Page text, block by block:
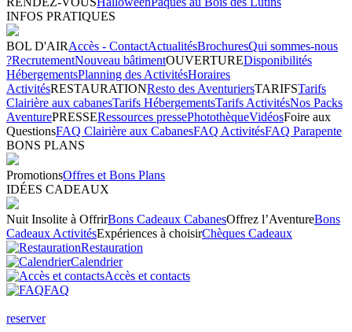
INFOS PRATIQUES
BOL D'AIRAccès - ContactActualitésBrochuresQui sommes-nous
?RecrutementNouveau bâtimentOUVERTUREDisponibilités
HébergementsPlanning des ActivitésHoraires
ActivitésRESTAURATIONResto des AventuriersTARIFSTarifs
Clairière aux cabanesTarifs HébergementsTarifs ActivitésNos Packs
AventurePRESSERessources pressePhotothèqueVidéosFoire aux
QuestionsFAQ Clairière aux CabanesFAQ ActivitésFAQ Parapente
BONS PLANS
PromotionsOffres et Bons Plans
IDÉES CADEAUX
Nuit Insolite à OffrirBons Cadeaux CabanesOffrez l’AventureBons
Cadeaux ActivitésExpériences à choisirChèques Cadeaux
Restauration
Calendrier
Accès et contacts
FAQ
reserver